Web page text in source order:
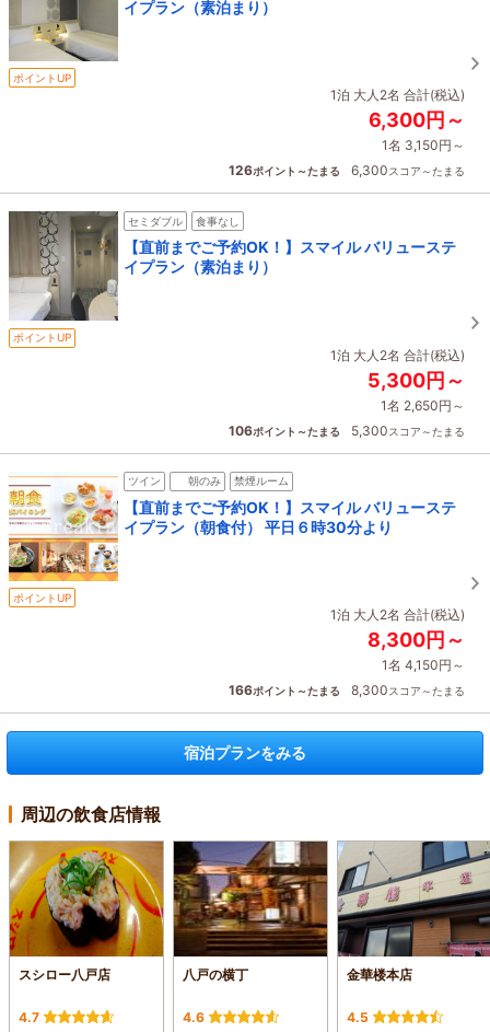
イプラン（素泊まり）
ポイントUP
1泊 大人2名 合計(税込)
6,300円～
1名 3,150円～
126ポイント～たまる 6,300スコア～たまる
セミダブル 食事なし
【直前までご予約OK！】スマイル バリューステ
イプラン（素泊まり）
ポイントUP
1泊 大人2名 合計(税込)
5,300円～
1名 2,650円～
106ポイント～たまる 5,300スコア～たまる
ツイン 朝のみ 禁煙ルーム
【直前までご予約OK！】スマイル バリューステ
イプラン（朝食付） 平日６時30分より
ポイントUP
1泊 大人2名 合計(税込)
8,300円～
1名 4,150円～
166ポイント～たまる 8,300スコア～たまる
宿泊プランをみる
周辺の飲食店情報
スシロー八戸店
4.7
八戸の横丁
4.6
金華楼本店
4.5